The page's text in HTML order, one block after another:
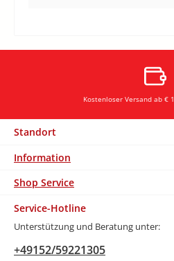
Kostenloser Versand ab €
Standort
Information
Shop Service
Service-Hotline
Unterstützung und Beratung unter:
+49152/59221305